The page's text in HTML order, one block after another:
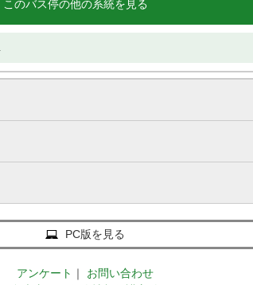
このバス停の他の系統を見る
PC版を見る
アンケート ｜
お問い合わせ